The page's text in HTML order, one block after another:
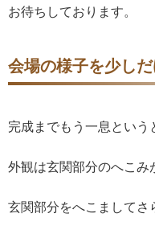
お待ちしております。
会場の様子を少し
完成までもう一息という
外観は玄関部分のへこみ
玄関部分をへこまして